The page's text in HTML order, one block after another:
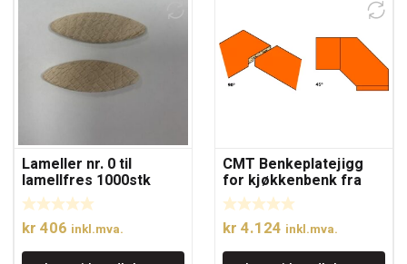
Lameller nr. 0 til
lamellfres 1000stk
kr 406 inkl.mva.
CMT Benkeplatejigg
for kjøkkenbenk fra
420-650mm bredde.
kr 4.124 inkl.mva.